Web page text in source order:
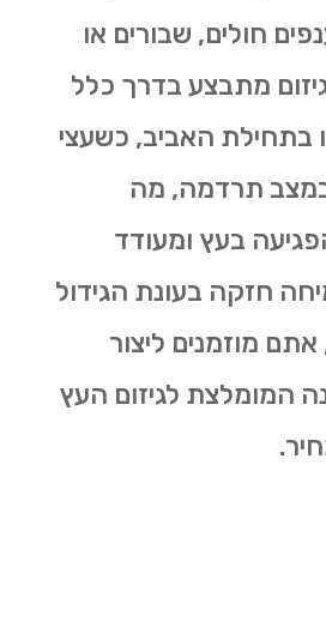
חולים, שבורים או
מתבצע בדרך כלל
בתחילת האביב, כשעצי
תרדמה, מה
בעץ ומעודד
חזקה בעונת הגידול
מוזמנים ליצור
המומלצת לגיזום העץ